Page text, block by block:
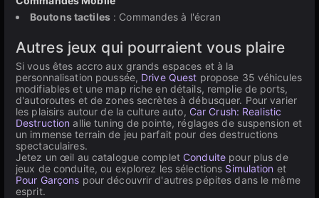
Boutons tactiles: Commandes à l'écran
Autres jeux qui pourraient vous plaire
Si vous êtes accro aux grands espaces et à la
personnalisation poussée, Drive Quest propose 35 véhicules
modifiables et une map riche en détails, remplie de ports,
d'autoroutes et de zones secrètes à débusquer. Pour varier
les plaisirs autour de la culture auto, Car Crush: Realistic
Destruction allie tuning de pointe, réglages de suspension et
un immense terrain de jeu parfait pour des destructions
spectaculaires.
Jetez un œil au catalogue complet Conduite pour plus de
jeux de conduite, ou explorez les sélections Simulation et
Pour Garçons pour découvrir d'autres pépites dans le même
esprit.